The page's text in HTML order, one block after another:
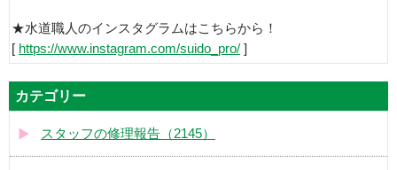
★水道職人のインスタグラムはこちらから！
[ https://www.instagram.com/suido_pro/ ]
カテゴリー
スタッフの修理報告（2145）